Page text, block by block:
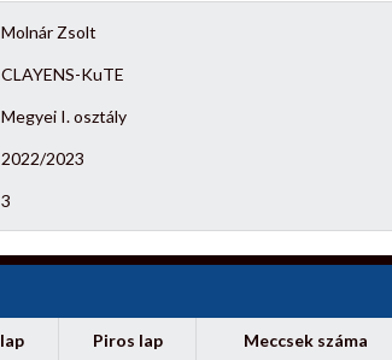
Molnár Zsolt
CLAYENS-KuTE
Megyei I. osztály
2022/2023
3
Piros lap Meccsek száma